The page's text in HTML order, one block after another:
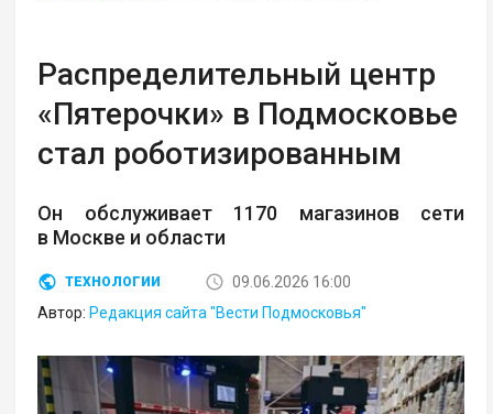
Распределительный центр
«Пятерочки» в Подмосковье
стал роботизированным
Он обслуживает 1170 магазинов сети
в Москве и области
ТЕХНОЛОГИИ
09.06.2026 16:00
Автор: Редакция сайта "Вести Подмосковья"